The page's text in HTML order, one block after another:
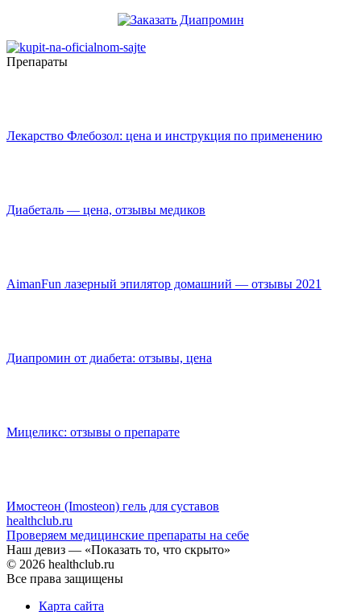
Препараты
Лекарство Флебозол: цена и инструкция по применению
Диабеталь — цена, отзывы медиков
AimanFun лазерный эпилятор домашний — отзывы 2021
Диапромин от диабета: отзывы, цена
Мицеликс: отзывы о препарате
Имостеон (Imosteon) гель для суставов
healthclub.ru
Проверяем медицинские препараты на себе
Наш девиз — «Показать то, что скрыто»
© 2026 healthclub.ru
Все права защищены
Карта сайта